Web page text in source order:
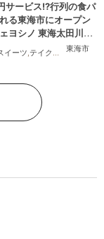
美浜町 東海市
サービス!?行列の食パ
る東海市にオープン
ヨシノ 東海太田川
イーツ テイクアウト ,家族